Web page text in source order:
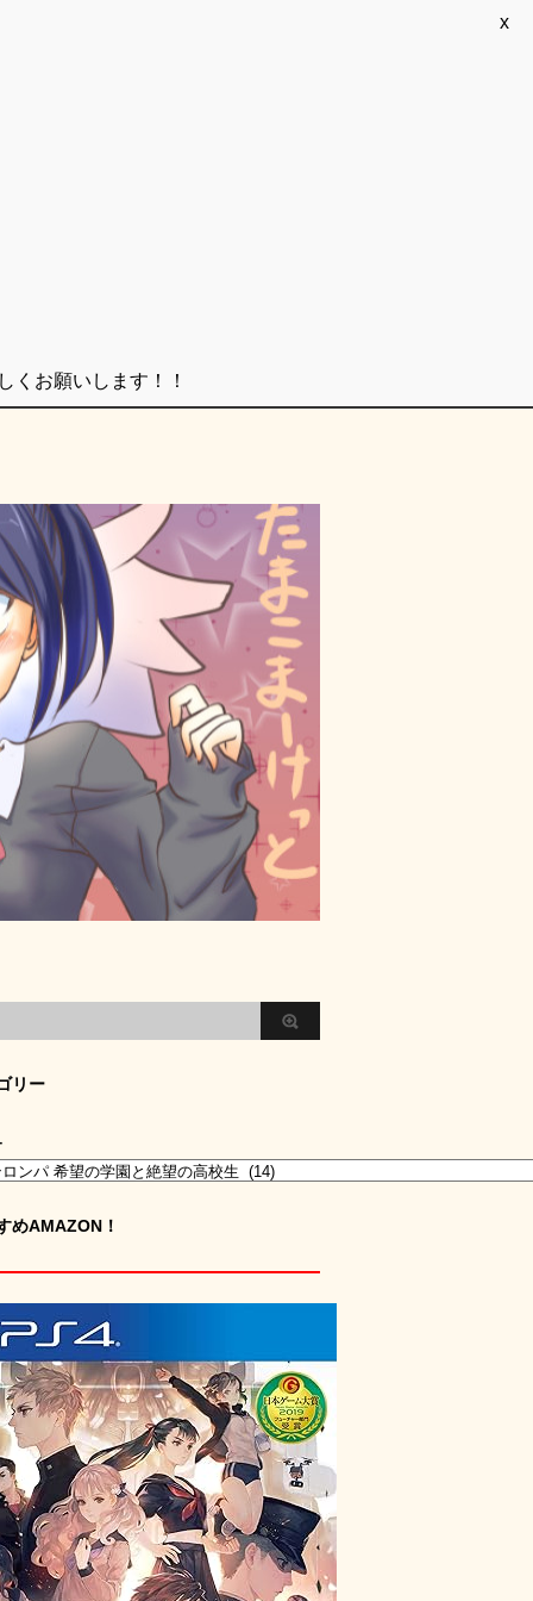
リー
めAMAZON！
x
くお願いします！！